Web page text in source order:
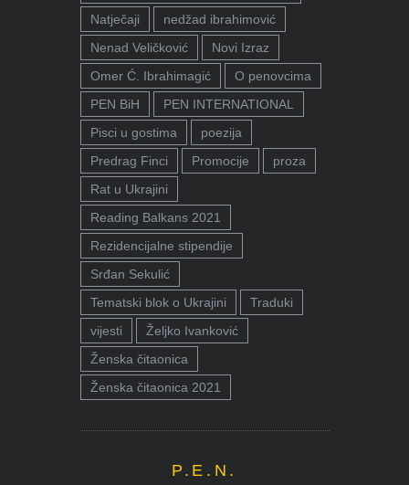
Natječaji
nedžad ibrahimović
Nenad Veličković
Novi Izraz
Omer Ć. Ibrahimagić
O penovcima
PEN BiH
PEN INTERNATIONAL
Pisci u gostima
poezija
Predrag Finci
Promocije
proza
Rat u Ukrajini
Reading Balkans 2021
Rezidencijalne stipendije
Srđan Sekulić
Tematski blok o Ukrajini
Traduki
vijesti
Željko Ivanković
Ženska čitaonica
Ženska čitaonica 2021
P.E.N.